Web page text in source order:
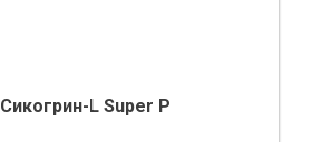
Сикогрин-L Super P